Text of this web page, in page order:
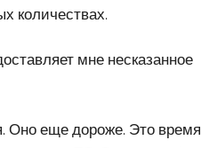
количествах.
мне несказанное
Оно еще дороже. Это время,